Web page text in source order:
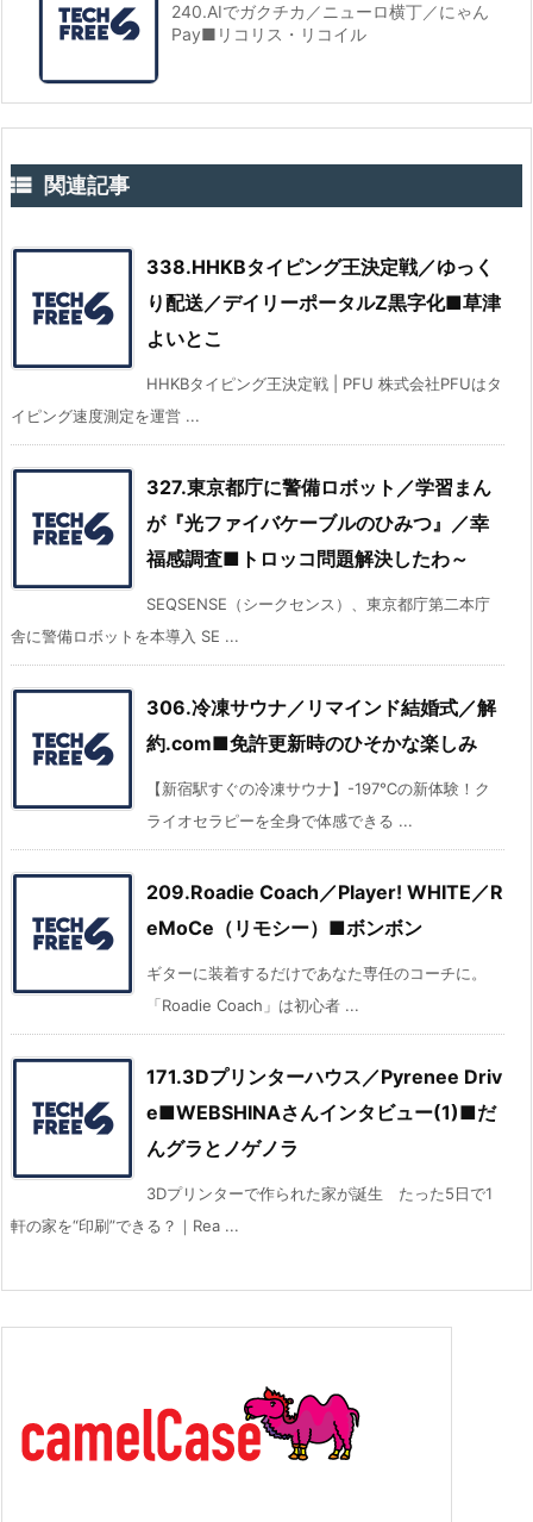
240.AIでガクチカ／ニューロ横丁／にゃん
Pay■リコリス・リコイル
 関連記事
338.HHKBタイピング王決定戦／ゆっく
り配送／デイリーポータルZ黒字化■草津
よいとこ
HHKBタイピング王決定戦 | PFU 株式会社PFUはタ
イピング速度測定を運営 ...
327.東京都庁に警備ロボット／学習まん
が『光ファイバケーブルのひみつ』／幸
福感調査■トロッコ問題解決したわ～
SEQSENSE（シークセンス）、東京都庁第二本庁
舎に警備ロボットを本導入 SE ...
306.冷凍サウナ／リマインド結婚式／解
約.com■免許更新時のひそかな楽しみ
【新宿駅すぐの冷凍サウナ】-197℃の新体験！ク
ライオセラピーを全身で体感できる ...
209.Roadie Coach／Player! WHITE／R
eMoCe（リモシー）■ボンボン
ギターに装着するだけであなた専任のコーチに。
「Roadie Coach」は初心者 ...
171.3Dプリンターハウス／Pyrenee Driv
e■WEBSHINAさんインタビュー(1)■だ
んグラとノゲノラ
3Dプリンターで作られた家が誕生 たった5日で1
軒の家を“印刷”できる？｜Rea ...